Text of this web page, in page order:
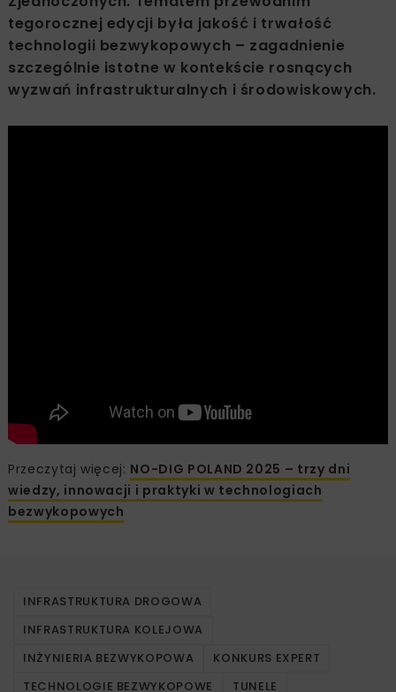
tegorocznej edycji była jakość i trwałość
technologii bezwykopowych – zagadnienie
szczególnie istotne w kontekście rosnących
wyzwań infrastrukturalnych i środowiskowych.
Przeczytaj więcej: NO-DIG POLAND 2025 – trzy dni
wiedzy, innowacji i praktyki w technologiach
bezwykopowych
INFRASTRUKTURA DROGOWA
INFRASTRUKTURA KOLEJOWA
INŻYNIERIA BEZWYKOPOWA
KONKURS EXPERT
TECHNOLOGIE BEZWYKOPOWE
TUNELE